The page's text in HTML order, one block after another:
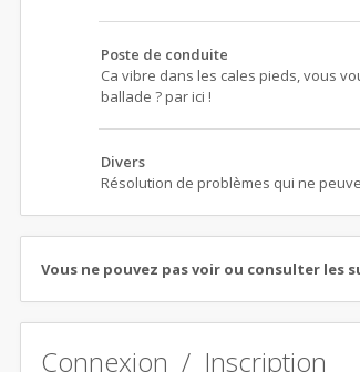
Poste de conduite
Ca vibre dans les cales pieds, vous
ballade ? par ici !
Divers
Résolution de problèmes qui ne
Vous ne pouvez pas voir ou consulter les
Connexion / Inscription